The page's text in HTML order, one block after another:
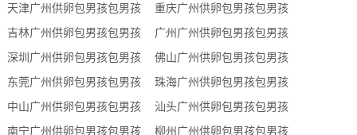
天津广州供卵包男孩包男孩
重庆广州供卵包男孩包男孩
吉林广州供卵包男孩包男孩
广州广州供卵包男孩包男孩
深圳广州供卵包男孩包男孩
佛山广州供卵包男孩包男孩
东莞广州供卵包男孩包男孩
珠海广州供卵包男孩包男孩
中山广州供卵包男孩包男孩
汕头广州供卵包男孩包男孩
南宁广州供卵包男孩包男孩
柳州广州供卵包男孩包男孩